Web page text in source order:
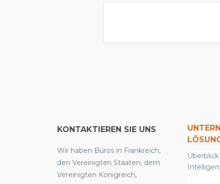
KONTAKTIEREN SIE UNS
Wir haben Büros in Frankreich,
den Vereinigten Staaten, dem
Vereinigten Königreich,